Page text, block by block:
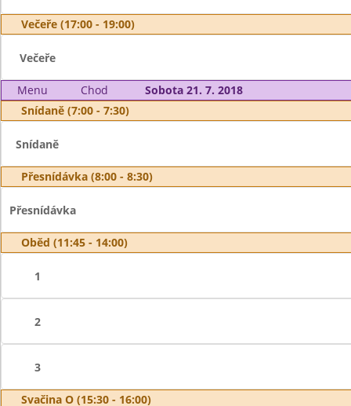
Večeře (17:00 - 19:00)
Večeře
Menu Chod
Sobota 21. 7. 2018
Snídaně (7:00 - 7:30)
Snídaně
Přesnídávka (8:00 - 8:30)
Přesnídávka
Oběd (11:45 - 14:00)
1
2
3
Svačina O (15:30 - 16:00)